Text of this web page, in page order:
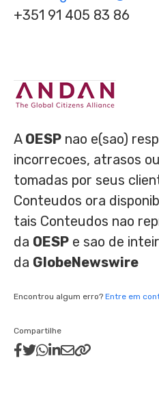
+351 91 405 83 86
A OESP nao e(sao)
incorrecoes, atrasos
tomadas por seus
Conteudos ora
tais Conteudos nao
da OESP e sao de
da GlobeNewswire
Encontrou algum erro? Entre em
Compartilhe